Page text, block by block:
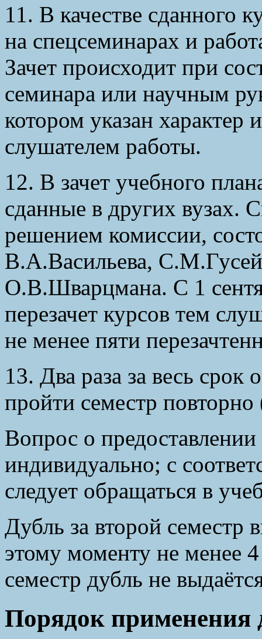
11. В качестве сданного
на спецсеминарах и
Зачет происходит при
семинара или научным
котором указан
слушателем работы.
12. В зачет учебного
сданные в других вузах.
решением комиссии,
В.А.Васильева,
О.В.Шварцмана. С 1
перезачет курсов тем
не менее пяти
13. Два раза за весь срок
пройти семестр повторно
Вопрос о
индивидуально; с
следует обращаться в
Дубль за второй семестр
этому моменту не менее
семестр дубль не
Порядок применения